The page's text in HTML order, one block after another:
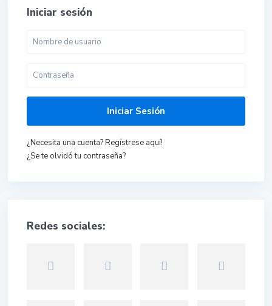
Iniciar sesión
Iniciar Sesión
¿Necesita una cuenta? Regístrese aquí!
¿Se te olvidó tu contraseña?
Redes sociales: